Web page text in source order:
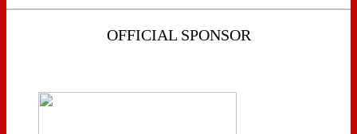
OFFICIAL SPONSOR